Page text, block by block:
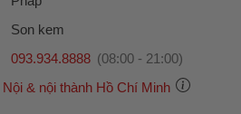
Son kem
093.934.8888 (08:00 - 21:00)
& nội thành Hồ Chí Minh